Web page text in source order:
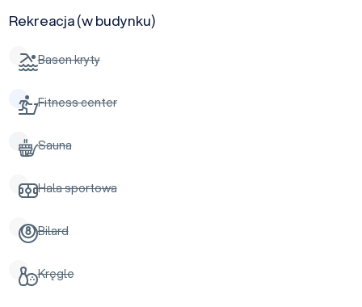
Rekreacja (w budynku)
Basen kryty
Fitness center
Sauna
Hala sportowa
Bilard
Kręgle